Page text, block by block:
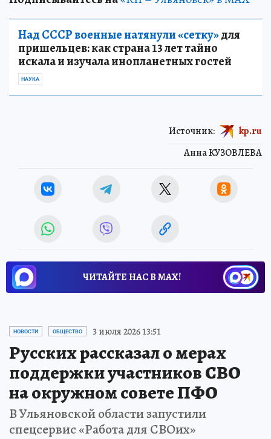
Над СССР военные натянули «сетку»для
пришельцев: как страна 13 лет тайно
искала и изучала инопланетных гостей
НАУКА
Анна КУЗОВЛЕВА
Источник: kp.ru
ЧИТАЙТЕ НАС В МАХ!
НОВОСТИ ОБЩЕСТВО 3 июля 2026 13:51
Русских рассказал о мерах
поддержки участников СВО
на окружном совете ПФО
В Ульяновской области запустили
спецсервис «Работа для СВОих»